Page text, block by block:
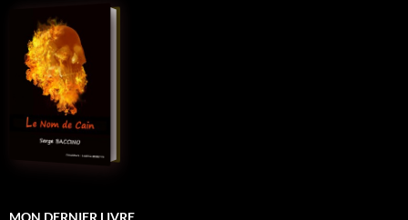
MON DERNIER LIVRE